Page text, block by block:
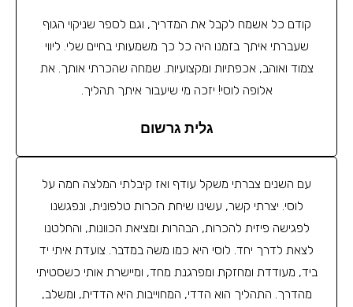
קודם כל אשמח לקבל את המדריך, וגם לספר שניקוי הגוף
שעברתי איתך בזמנו היה כל כך משמעותי בחיים שלי. ליווי
צמוד ואוהב, אכפתיות ומקצועיות. שמחה שהכרתי אותך. את
אלופה לוסי! יזכה מי שיעבור איתך תהליך.
גלית גרשום
עם השנים צברתי משקל עודף ואז קיבלתי המלצה חמה על
לוסי. יצרתי קשר, עשינו שיחת הכרות טלפונית, ונפגשנו
לפגישה פיזית להכרות, הבהרות ומציאת הכוונות, והחלטנו
לצאת לדרך יחד. לוסי היא כמו משה במדבר. צועדת איתי יד
ביד, מעודדת ומחזקת ומפרגנת מחד, ומיישרת אותי כשסטיתי
מהדרך. התהליך הוא הדדי, המחוייבות היא הדדית, ומשלב,